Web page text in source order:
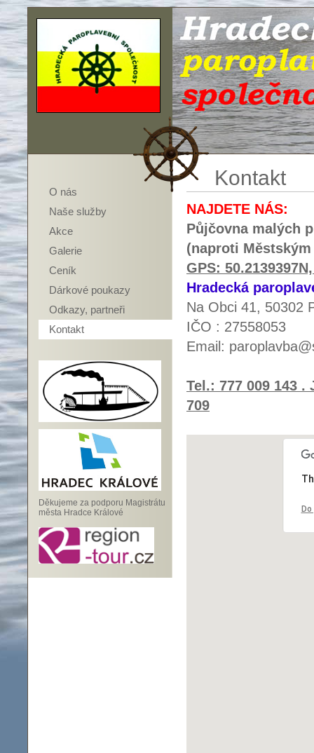
Kontakt
NAJDETE NÁS:
Půjčovna malých
(naproti
GPS:
Hradecká
Na Obci 41, 50302
IČO : 27558053
Email:
Tel.: 777 009 143
709
O nás
Naše služby
Akce
Galerie
Ceník
Dárkové poukazy
Odkazy, partneři
Kontakt
Děkujeme za podporu Magistrátu
města Hradce Králové